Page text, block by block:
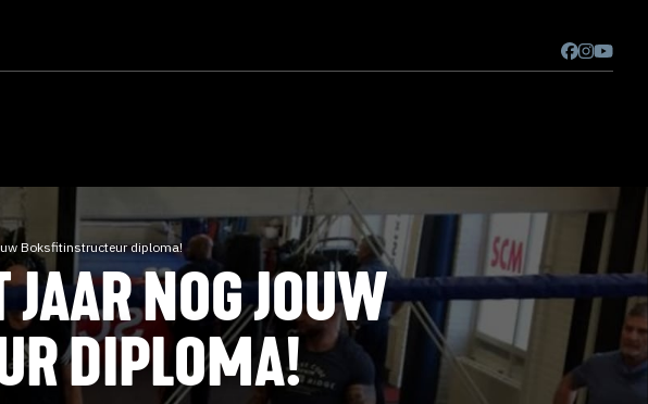
Boksfitinstructeur diploma!
NOG JOUW
DIPLOMA!